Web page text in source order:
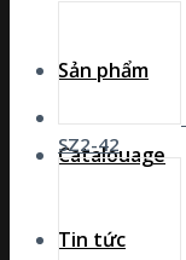
Sản phẩm
Catalouage
Tin tức
SZ2-42